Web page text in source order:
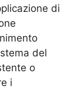
di
del
o
i